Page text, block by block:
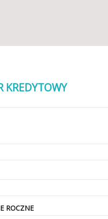
KREDYTOWY
ROCZNE